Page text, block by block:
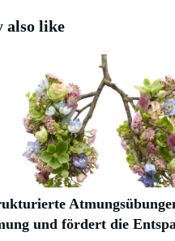
also like
und fördert die